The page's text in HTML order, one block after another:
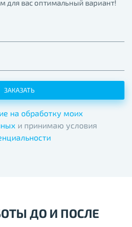
для вас оптимальный вариант!
ЗАКАЗАТЬ
на обработку моих
и принимаю условия
ДО И ПОСЛЕ